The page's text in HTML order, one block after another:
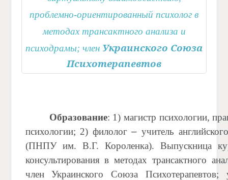
проблемно-ориентированный психолог в
методах трансактного анализа и
психодрамы; член Украинского Союза
Психотерапевтов
Образование: 1) магистр психологии,
психологии; 2) филолог–учитель
(ПНПУ им. В.Г. Короленка). Выпускница
консультирования в методах трансактного
член Украинского Союза